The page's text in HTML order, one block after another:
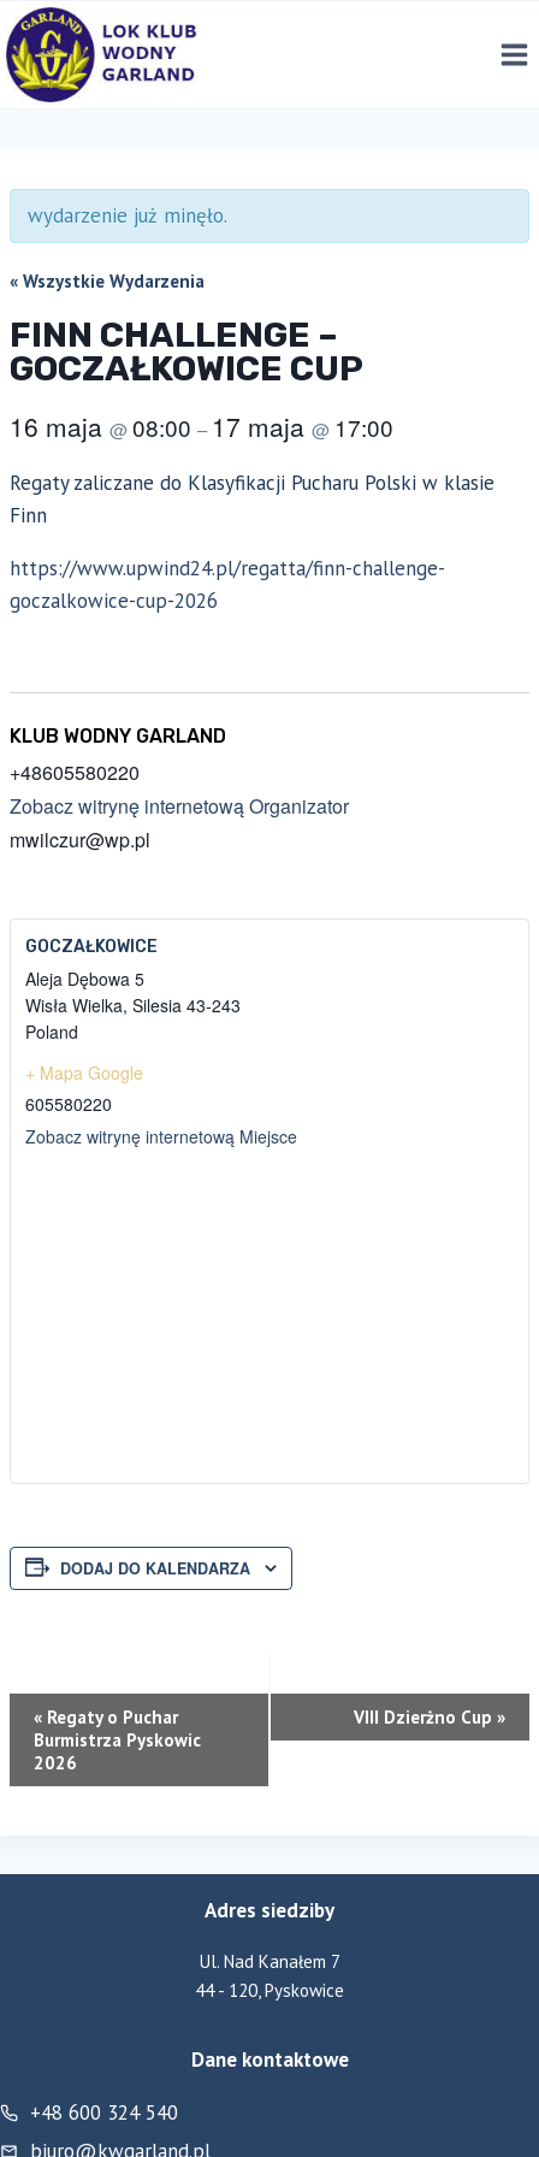
Przejdź
do
treści
wydarzenie już minęło.
« Wszystkie Wydarzenia
FINN CHALLENGE –
GOCZAŁKOWICE CUP
16 maja @08:00 – 17 maja @ 17:00
Regaty zaliczane do Klasyfikacji Pucharu Polski w klasie
Finn
https://www.upwind24.pl/regatta/finn-challenge-
goczalkowice-cup-2026
KLUB WODNY GARLAND
+48605580220
Zobacz witrynę internetową Organizator
mwilczur@wp.pl
GOCZAŁKOWICE
Aleja Dębowa 5
Wisła Wielka, Silesia 43-243
Poland
+ Mapa Google
605580220
Zobacz witrynę internetową Miejsce
DODAJ DO KALENDARZA
WYDARZENIE
NAWIGACJA
« Regaty o Puchar
Burmistrza Pyskowic
2026
VIII Dzierżno Cup »
Adres siedziby
Ul. Nad Kanałem 7
44 - 120, Pyskowice
Dane kontaktowe
+48 600 324 540
biuro@kwgarland.pl